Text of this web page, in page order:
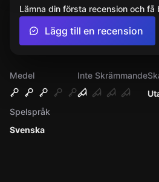
Medel
Inte Skrämmande
Svenska
Spelspråk
Lämna din första recension och
Lägg till en recension